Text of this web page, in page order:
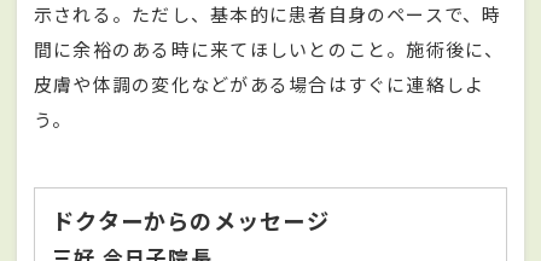
示される。ただし、基本的に患者自身のペースで、時
間に余裕のある時に来てほしいとのこと。施術後に、
皮膚や体調の変化などがある場合はすぐに連絡しよ
う。
ドクターからのメッセージ